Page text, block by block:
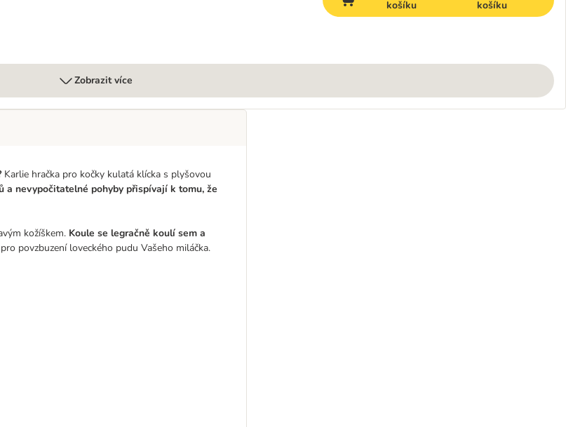
košíku
košíku
Zobrazit více
Karlie hračka pro kočky kulatá klícka s plyšovou
a nevypočitatelné pohyby přispívají k tomu, že
kožíškem. Koule se legračně koulí sem a
povzbuzení loveckého pudu Vašeho miláčka.